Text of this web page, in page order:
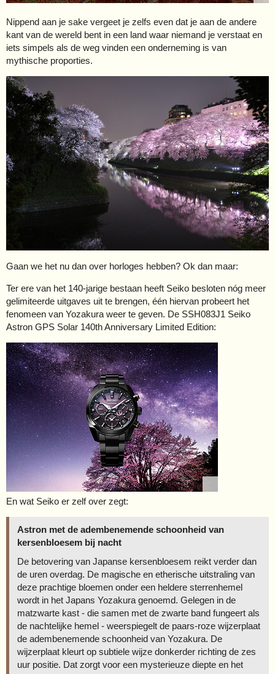
Nippend aan je sake vergeet je zelfs even dat je aan de andere
kant van de wereld bent in een land waar niemand je verstaat en
iets simpels als de weg vinden een onderneming is van
mythische proporties.
Gaan we het nu dan over horloges hebben? Ok dan maar:
Ter ere van het 140-jarige bestaan heeft Seiko besloten nóg meer
gelimiteerde uitgaves uit te brengen, één hiervan probeert het
fenomeen van Yozakura weer te geven. De SSH083J1 Seiko
Astron GPS Solar 140th Anniversary Limited Edition:
En wat Seiko er zelf over zegt:
Astron met de adembenemende schoonheid van
kersenbloesem bij nacht
De betovering van Japanse kersenbloesem reikt verder dan
de uren overdag. De magische en etherische uitstraling van
deze prachtige bloemen onder een heldere sterrenhemel
wordt in het Japans Yozakura genoemd. Gelegen in de
matzwarte kast - die samen met de zwarte band fungeert als
de nachtelijke hemel - weerspiegelt de paars-roze wijzerplaat
de adembenemende schoonheid van Yozakura. De
wijzerplaat kleurt op subtiele wijze donkerder richting de zes
uur positie. Dat zorgt voor een mysterieuze diepte en het